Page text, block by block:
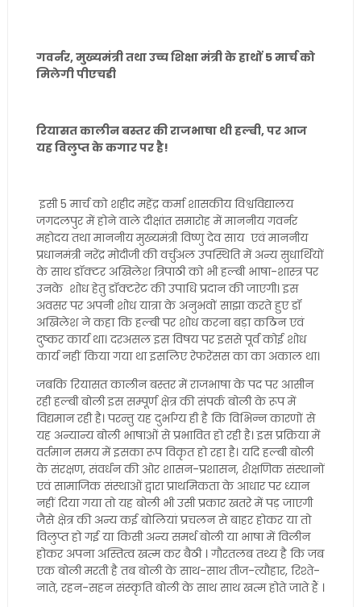
गवर्नर, मुख्यमंत्री तथा उच्च शिक्षा मंत्री के हाथों 5 मार्च को
मिलेगी पीएचडी
रियासत कालीन बस्तर की राजभाषा थी हल्बी, पर आज
यह विलुप्त के कगार पर है!
इसी 5 मार्च को शहीद महेंद्र कर्मा शासकीय विश्वविद्यालय
जगदलपुर में होने वाले दीक्षांत समारोह में माननीय गवर्नर
महोदय तथा माननीय मुख्यमंत्री विष्णु देव साय एवं माननीय
प्रधानमंत्री नरेंद्र मोदीजी की वर्चुअल उपस्थिति में अन्य सुधार्थियों
के साथ डॉक्टर अखिलेश त्रिपाठी को भी हल्बी भाषा-शास्त्र पर
उनके शोध हेतु डॉक्टरेट की उपाधि प्रदान की जाएगी। इस
अवसर पर अपनी शोध यात्रा के अनुभवों साझा करते हुए डॉ
अखिलेश ने कहा कि हल्बी पर शोध करना बड़ा कठिन एवं
दुष्कर कार्य था। दरअसल इस विषय पर इससे पूर्व कोई शोध
कार्य नहीं किया गया था इसलिए रेफरेंसस का का अकाल था।
जबकि रियासत कालीन बस्तर में राजभाषा के पद पर आसीन
रही हल्बी बोली इस सम्पूर्ण क्षेत्र की संपर्क बोली के रूप में
विद्यमान रही है। परन्तु यह दुर्भाग्य ही है कि विभिन्न कारणों से
यह अन्यान्य बोली भाषाओं से प्रभावित हो रही है। इस प्रक्रिया में
वर्तमान समय में इसका रूप विकृत हो रहा है। यदि हल्बी बोली
के संरक्षण, संवर्धन की ओर शासन-प्रशासन, शैक्षणिक संस्थानों
एवं सामाजिक संस्थाओं द्वारा प्राथमिकता के आधार पर ध्यान
नहीं दिया गया तो यह बोली भी उसी प्रकार खतरे में पड़ जाएगी
जैसे क्षेत्र की अन्य कई बोलियां प्रचलन से बाहर होकर या तो
विलुप्त हो गई या किसी अन्य समर्थ बोली या भाषा में विलीन
होकर अपना अस्तित्व खत्म कर बैठी । गौरतलब तथ्य है कि जब
एक बोली मरती है तब बोली के साथ-साथ तीज-त्यौहार, रिश्ते-
नाते, रहन-सहन संस्कृति बोली के साथ साथ खत्म होते जाते हैं ।